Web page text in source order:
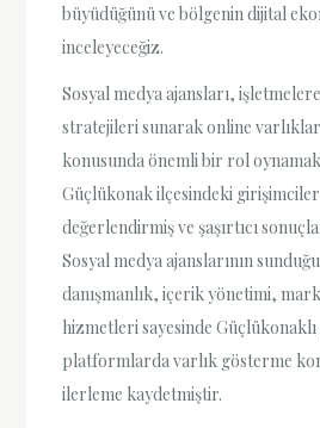
büyüdüğünü ve bölgenin dijital
inceleyeceğiz.
Sosyal medya ajansları,
stratejileri sunarak online
konusunda önemli bir rol
Güçlükonak ilçesindeki girişimciler
değerlendirmiş ve şaşırtıcı
Sosyal medya ajanslarının
danışmanlık, içerik yönetimi,
hizmetleri sayesinde
platformlarda varlık gösterme
ilerleme kaydetmiştir.